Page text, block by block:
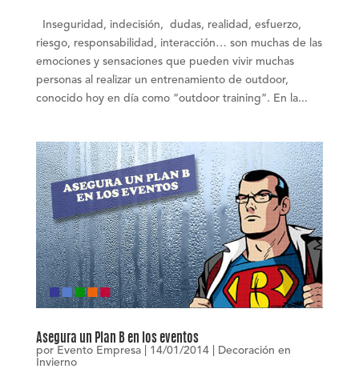
Inseguridad, indecisión, dudas, realidad, esfuerzo,
riesgo, responsabilidad, interacción… son muchas de las
emociones y sensaciones que pueden vivir muchas
personas al realizar un entrenamiento de outdoor,
conocido hoy en día como “outdoor training”. En la...
Asegura un Plan B en los eventos
por Evento Empresa| 14/01/2014|
Decoración en
Invierno